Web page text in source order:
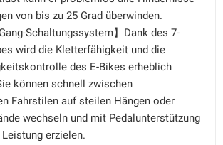
von bis zu 25 Grad überwinden.
Schaltungssystem】Dank des 7-
wird die Kletterfähigkeit und die
des E-Bikes erheblich
können schnell zwischen
Fahrstilen auf steilen Hängen oder
wechseln und mit Pedalunterstützung
erzielen.